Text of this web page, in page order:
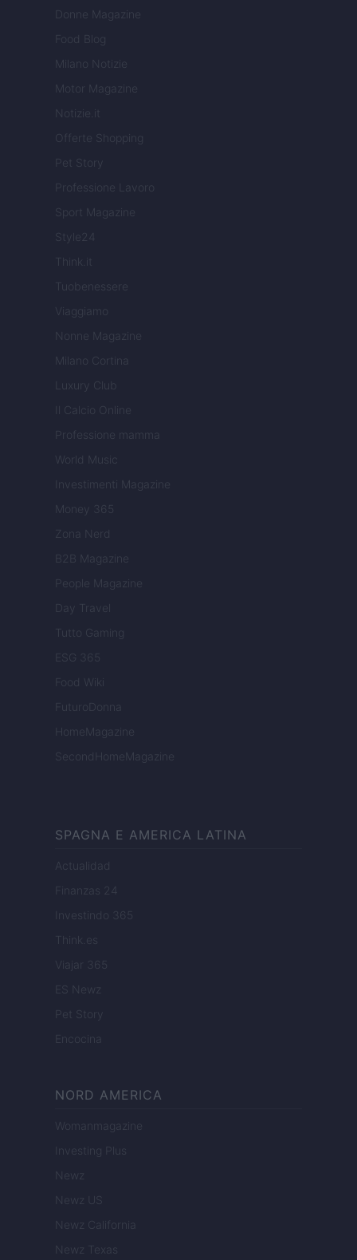
Donne Magazine
Food Blog
Milano Notizie
Motor Magazine
Notizie.it
Offerte Shopping
Pet Story
Professione Lavoro
Sport Magazine
Style24
Think.it
Tuobenessere
Viaggiamo
Nonne Magazine
Milano Cortina
Luxury Club
Il Calcio Online
Professione mamma
World Music
Investimenti Magazine
Money 365
Zona Nerd
B2B Magazine
People Magazine
Day Travel
Tutto Gaming
ESG 365
Food Wiki
FuturoDonna
HomeMagazine
SecondHomeMagazine
SPAGNA E AMERICA LATINA
Actualidad
Finanzas 24
Investindo 365
Think.es
Viajar 365
ES Newz
Pet Story
Encocina
NORD AMERICA
Womanmagazine
Investing Plus
Newz
Newz US
Newz California
Newz Texas